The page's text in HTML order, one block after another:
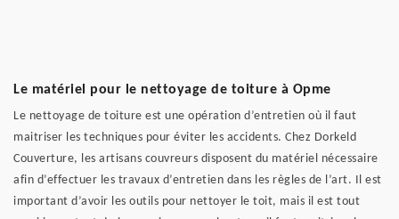
Le matériel pour le nettoyage de toiture à Opme
Le nettoyage de toiture est une opération d’entretien où il faut
maitriser les techniques pour éviter les accidents. Chez Dorkeld
Couverture, les artisans couvreurs disposent du matériel nécessaire
afin d’effectuer les travaux d’entretien dans les règles de l’art. Il est
important d’avoir les outils pour nettoyer le toit, mais il est tout